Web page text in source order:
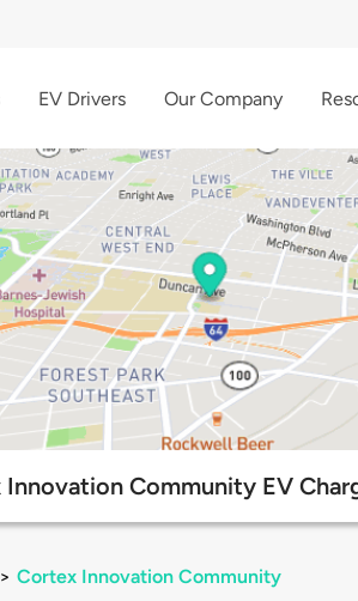
EV Drivers Our Company
Community EV
> Cortex Innovation Community